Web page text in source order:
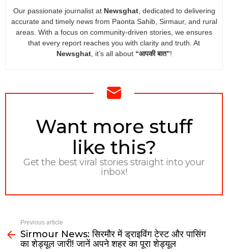
Our passionate journalist at Newsghat, dedicated to delivering
accurate and timely news from Paonta Sahib, Sirmaur, and rural
areas. With a focus on community-driven stories, we ensures
that every report reaches you with clarity and truth. At
Newsghat, it’s all about “आपकी बात”!
NEWSLETTER
Want more stuff
like this?
Get the best viral stories straight into your
inbox!
Previous article
Sirmour News: सिरमौर में ड्राइविंग टेस्ट और पासिंग
का शेड्यूल जारी! जानें अपने शहर का पूरा शेड्यूल